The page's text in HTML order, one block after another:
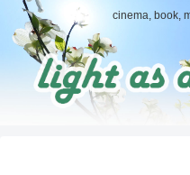
cinema, book,